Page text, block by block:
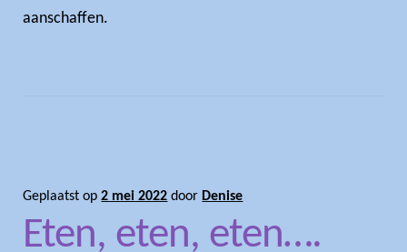
aanschaffen.
Geplaatst op2 mei 2022 door Denise
Eten, eten, eten….